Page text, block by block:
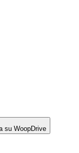
su WoopDrive